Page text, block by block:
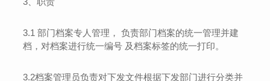
3.1部门档案专人管理 ， 负责部门档案的统一管理并建
档，对档案进行统一编号 及档案标签的统一打印。
3.2档案管理员负责对下发文件根据下发部门进行分类并